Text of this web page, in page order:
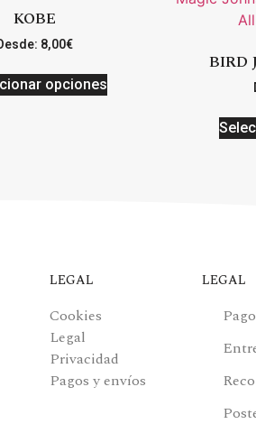
KOBE
8,00€
opciones
BIRD
LEGAL
Cookies
Legal
Privacidad
Pagos y envíos
LEGAL